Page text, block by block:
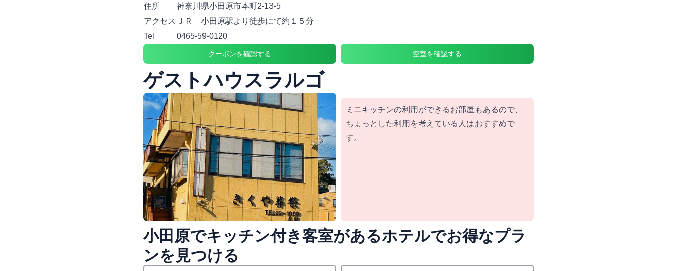
住所
神奈川県小田原市本町2-13-5
アクセス
ＪＲ 小田原駅より徒歩にて約１５分
Tel
0465-59-0120
クーポンを確認する 空室を確認する
ゲストハウスラルゴ
ミニキッチンの利用ができるお部屋もあるので、
ちょっとした利用を考えている人はおすすめで
す。
小田原でキッチン付き客室があるホテルでお得なプラ
ンを見つける